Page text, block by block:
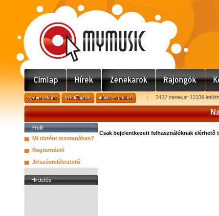
3422 zenekar 12339
Profil
Mi történt mostanában?
Regisztráció
Jelszóemlékeztető
Hirdetés
Csak bejelentkezett felhasználóknak elérhető